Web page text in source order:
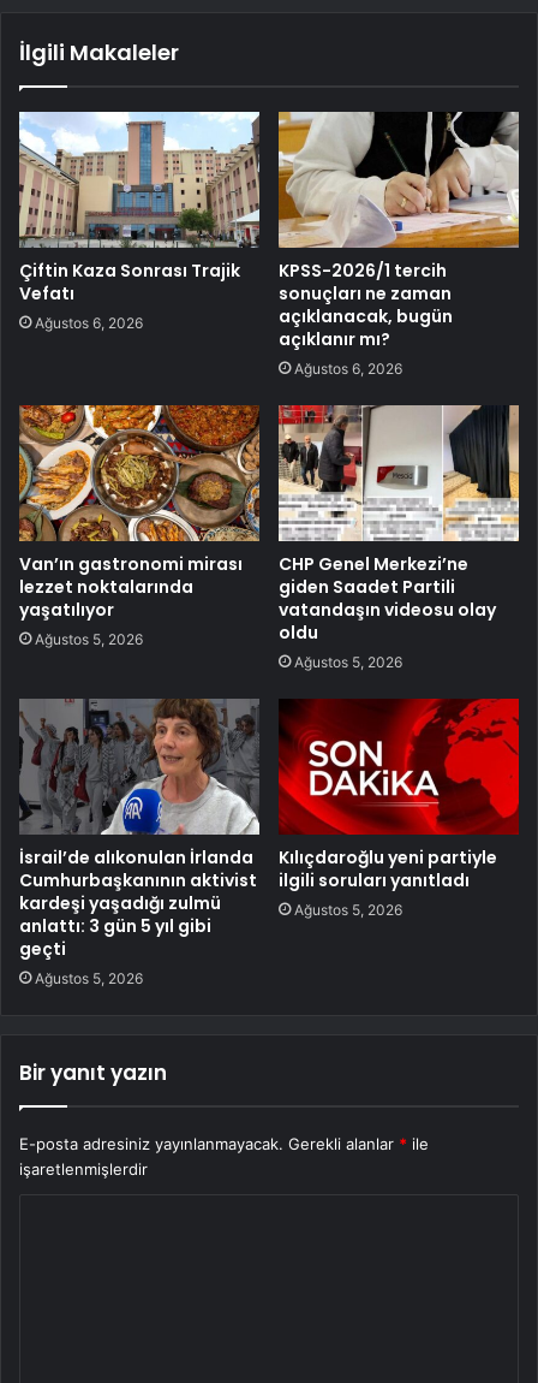
İlgili Makaleler
Çiftin Kaza Sonrası Trajik
Vefatı
Ağustos 6, 2026
KPSS-2026/1 tercih
sonuçları ne zaman
açıklanacak, bugün
açıklanır mı?
Ağustos 6, 2026
Van’ın gastronomi mirası
lezzet noktalarında
yaşatılıyor
Ağustos 5, 2026
CHP Genel Merkezi’ne
giden Saadet Partili
vatandaşın videosu olay
oldu
Ağustos 5, 2026
İsrail’de alıkonulan İrlanda
Cumhurbaşkanının aktivist
kardeşi yaşadığı zulmü
anlattı: 3 gün 5 yıl gibi
geçti
Ağustos 5, 2026
Kılıçdaroğlu yeni partiyle
ilgili soruları yanıtladı
Ağustos 5, 2026
Bir yanıt yazın
E-posta adresiniz yayınlanmayacak. Gerekli alanlar * ile
işaretlenmişlerdir